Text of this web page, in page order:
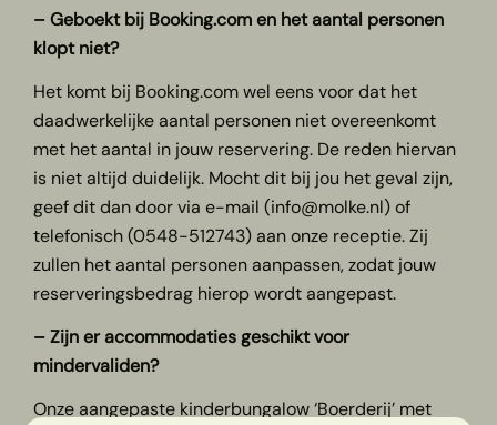
– Geboekt bij Booking.com en het aantal personen
klopt niet?
Het komt bij Booking.com wel eens voor dat het
daadwerkelijke aantal personen niet overeenkomt
met het aantal in jouw reservering. De reden hiervan
is niet altijd duidelijk. Mocht dit bij jou het geval zijn,
geef dit dan door via e-mail (info@molke.nl) of
telefonisch (0548-512743) aan onze receptie. Zij
zullen het aantal personen aanpassen, zodat jouw
reserveringsbedrag hierop wordt aangepast.
– Zijn er accommodaties geschikt voor
mindervaliden?
Onze aangepaste kinderbungalow ‘Boerderij’ met